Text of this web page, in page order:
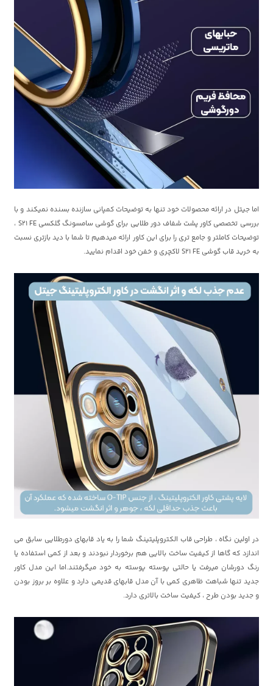
اما جیتل در ارائه محصولات خود تنها به توضیحات کمپانی سازنده بسنده نمیکند و با
بررسی تخصصی کاور پشت شفاف دور طلایی برای گوشی سامسونگ گلکسی S21 FE ،
توضیحات کاملتر و جامع تری را برای این کاور ارائه میدهیم تا شما با دید بازتری نسبت
به خرید قاب گوشی S21 FE لاکچری و خفن خود اقدام نمایید.
در اولین نگاه ، طراحی قاب الکتروپلیتینگ شما را به یاد قابهای دورطلایی سابق می
اندازد که گاها از کیفیت ساخت بالایی هم برخوردار نبودند و بعد از کمی استفاده یا
رنگ دورشان میرفت یا حالتی پوسته پوسته به خود میگرفتند.اما این مدل کاور
جدید تنها شباهت ظاهری کمی با آن مدل قابهای قدیمی دارد و علاوه بر بروز بودن
و جدید بودن طرح ، کیفیت ساخت بالاتری دارد.